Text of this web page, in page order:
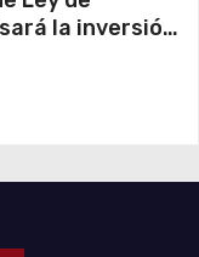
la inversión